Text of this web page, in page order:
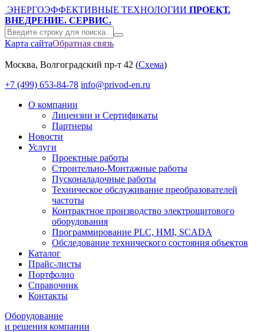
ЭНЕРГОЭФФЕКТИВНЫЕ ТЕХНОЛОГИИ ПРОЕКТ.
ВНЕДРЕНИЕ. СЕРВИС.
Карта сайтаОбратная связь
Москва, Волгоградский пр-т 42 (Схема)
+7 (499) 653-84-78 info@privod-en.ru
О компании
Лицензии и Сертификаты
Партнеры
Новости
Услуги
Проектные работы
Строительно-Монтажные работы
Пусконаладочные работы
Техническое обслуживание преобразователей
частоты
Контрактное производство электрощитового
оборудования
Программирование PLC, HMI, SCADA
Обследование технического состояния объектов
Каталог
Прайс-листы
Портфолио
Справочник
Контакты
Оборудование
и решения компании